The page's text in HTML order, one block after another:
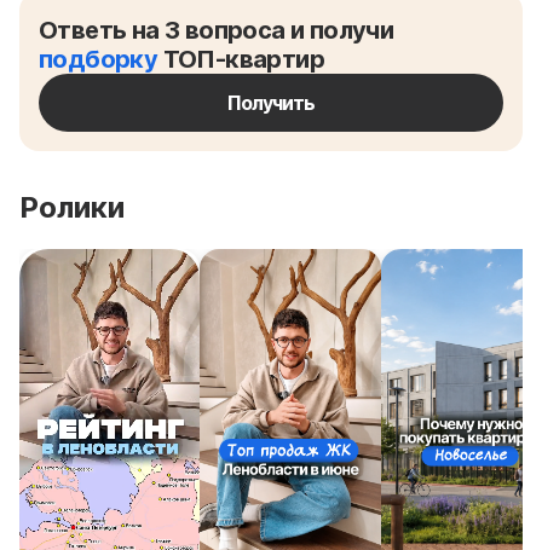
Ответь на 3 вопроса и получи
подборкуТОП-квартир
Получить
Ролики